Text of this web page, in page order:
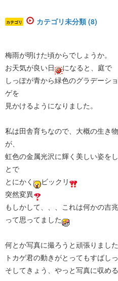
カテゴリ カテゴリ未分類 (8)
梅雨が明けた頃からでしょうか。
お天気が良い日
になると、庭で
しっぽが青から緑色のグラデーシ
ゲを
見かけるようになりました。
私は田舎育ちなので、大概の生き
が、
虹色の金属光沢に輝く美しい姿を
とで
とにかく
ビックリ
突然変異
もしかして、、、これは何かの吉
って思ってました
何とか写真に撮ろうと頑張りまし
トカゲ君の動きがとってもすばし
そしてきょう、やっと写真に収め